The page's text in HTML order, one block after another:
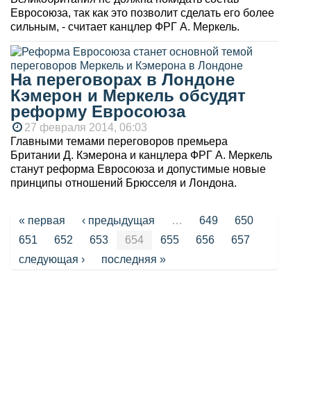
Евросоюза, так как это позволит сделать его более
сильным, - считает канцлер ФРГ А. Меркель.
На переговорах в Лондоне
Кэмерон и Меркель обсудят
реформу Евросоюза
27 февраля 2014, 06:03
Главными темами переговоров премьера
Британии Д. Кэмерона и канцлера ФРГ А. Меркель
станут реформа Евросоюза и допустимые новые
принципы отношений Брюсселя и Лондона.
Страницы
« первая ‹ предыдущая … 649
650
651
652 653 654 655 656
657
следующая ›
последняя »